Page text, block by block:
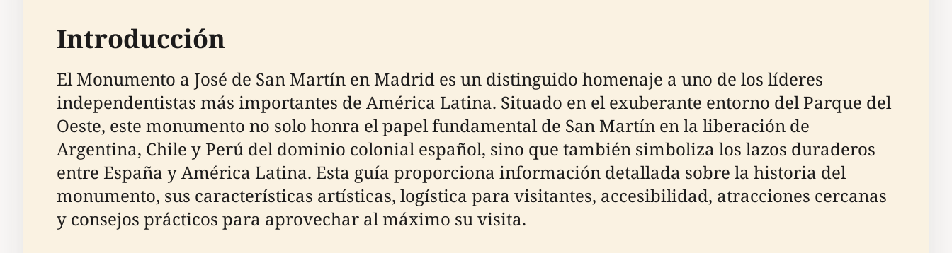
Introducción
El Monumento a José de San Martín en Madrid es un distinguido homenaje a uno de los líderes
independentistas más importantes de América Latina. Situado en el exuberante entorno del Parque del
Oeste, este monumento no solo honra el papel fundamental de San Martín en la liberación de
Argentina, Chile y Perú del dominio colonial español, sino que también simboliza los lazos duraderos
entre España y América Latina. Esta guía proporciona información detallada sobre la historia del
monumento, sus características artísticas, logística para visitantes, accesibilidad, atracciones cercanas
y consejos prácticos para aprovechar al máximo su visita.